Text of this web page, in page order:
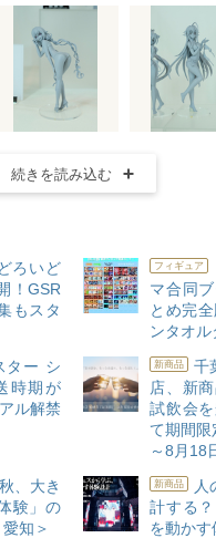
続きを読み込む
ろいど
！GSR
もスタ
フィギュア
マ合同
とめ完
ンタオ
ター シ
時期が
ル解禁
新商品
千
店、新
試飲会
て期間
～8月18
、大き
験」の
知＞
新商品
人
計する
を動か